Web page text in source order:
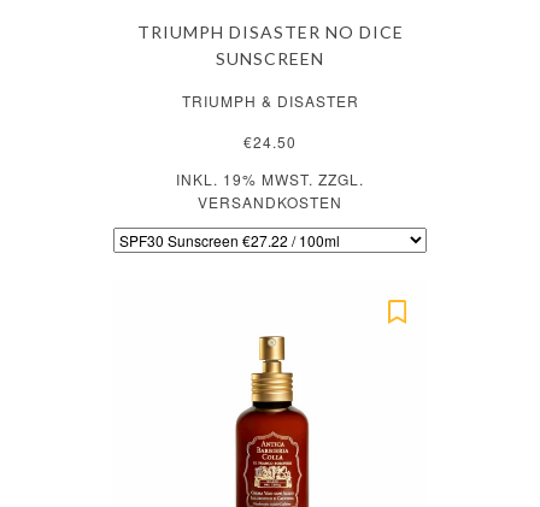
TRIUMPH DISASTER NO DICE
SUNSCREEN
TRIUMPH & DISASTER
€24.50
INKL. 19% MWST. ZZGL.
VERSANDKOSTEN